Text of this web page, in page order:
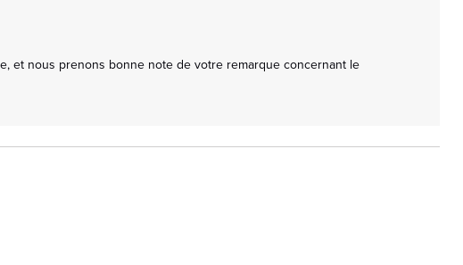
et nous prenons bonne note de votre remarque concernant le